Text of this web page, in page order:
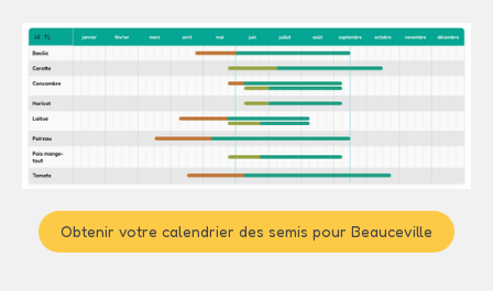
Obtenir votre calendrier des semis pour Beauceville